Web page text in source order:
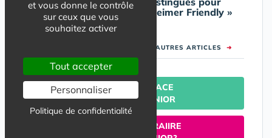
leurs projets « Alzheimer Friendly »
VOIR LES AUTRES ARTICLES ➜
TROUVER UNE PLACE
EN RESIDENCE SENIOR
UN SEJOUR TEMPORAIIRE
et vous donne le contrôle
sur ceux que vous
souhaitez activer
Tout accepter
Personnaliser
Politique de confidentialité